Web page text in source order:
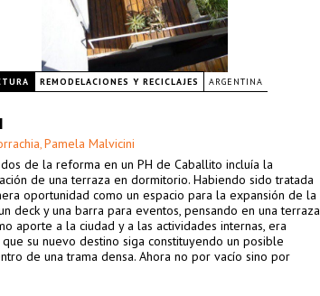
REMODELACIONES Y RECICLAJES ARGENTINA
, Pamela Malvicini
de la reforma en un PH de Caballito incluía la
de una terraza en dormitorio. Habiendo sido tratada
oportunidad como un espacio para la expansión de la
deck y una barra para eventos, pensando en una terraza
aporte a la ciudad y a las actividades internas, era
su nuevo destino siga constituyendo un posible
de una trama densa. Ahora no por vacío sino por